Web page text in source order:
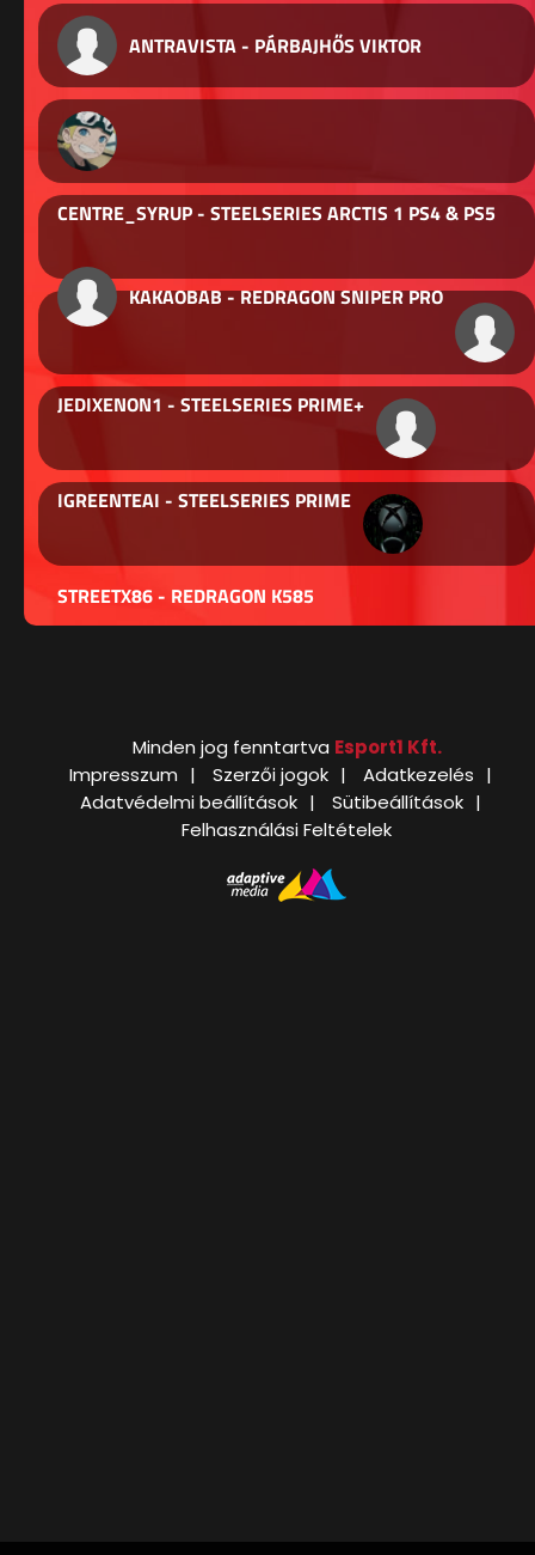
ANTRAVISTA - PÁRBAJHŐS VIKTOR
CENTRE_SYRUP - STEELSERIES ARCTIS 1 PS4 & PS5
KAKAOBAB - REDRAGON SNIPER PRO
JEDIXENON1 - STEELSERIES PRIME+
IGREENTEAI - STEELSERIES PRIME
STREETX86 - REDRAGON K585
Minden jog fenntartva Esport1 Kft.
Impresszum
Szerzői jogok
Adatkezelés
Adatvédelmi beállítások
Sütibeállítások
Felhasználási Feltételek